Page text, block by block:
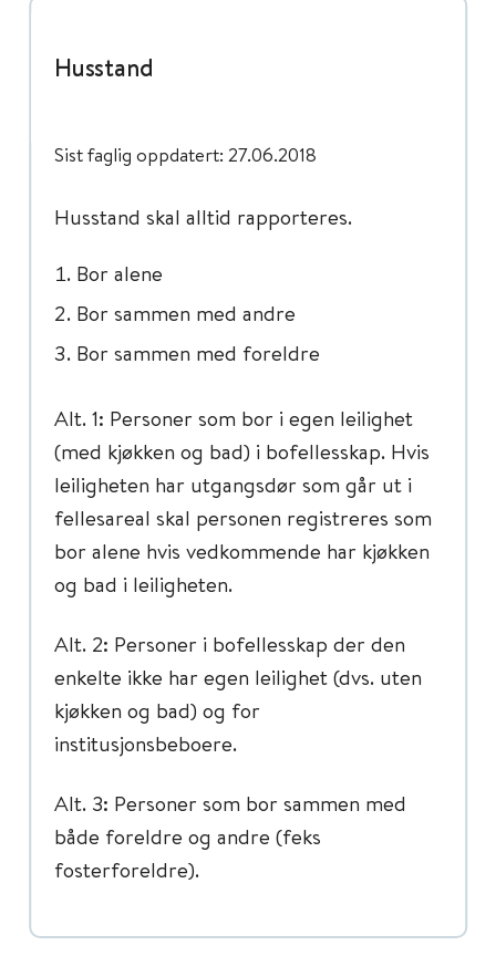
Husstand
Sist faglig oppdatert: 27.06.2018
Husstand skal alltid rapporteres.
Bor alene
Bor sammen med andre
Bor sammen med foreldre
Alt. 1: Personer som bor i egen leilighet
(med kjøkken og bad) i bofellesskap. Hvis
leiligheten har utgangsdør som går ut i
fellesareal skal personen registreres som
bor alene hvis vedkommende har kjøkken
og bad i leiligheten.
Alt. 2: Personer i bofellesskap der den
enkelte ikke har egen leilighet (dvs. uten
kjøkken og bad) og for
institusjonsbeboere.
Alt. 3: Personer som bor sammen med
både foreldre og andre (feks
fosterforeldre).